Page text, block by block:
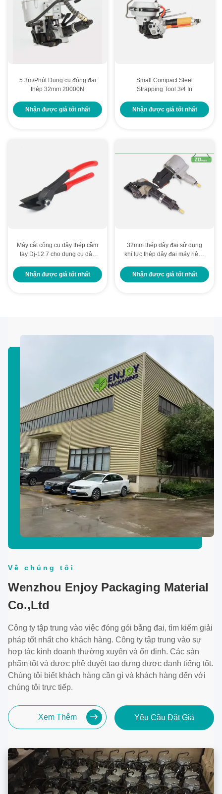
5.3m/Phút Dụng cụ đóng đai
thép 32mm 20000N
Nhận được giá tốt nhất
Small Compact Steel
Strapping Tool 3/4 In
Nhận được giá tốt nhất
Máy cắt công cụ dây thép cầm
tay Dj-12.7 cho dụng cụ dây
Nhận được giá tốt nhất
32mm thép dây đai sử dụng
khí lực thép dây đai máy riêng
Nhận được giá tốt nhất
Về chúng tôi
Wenzhou Enjoy Packaging Material
Co.,Ltd
Công ty tập trung vào việc đóng gói bằng đai, tìm kiếm giải
pháp tốt nhất cho khách hàng. Công ty tập trung vào sự
hợp tác kinh doanh thường xuyên và ổn định. Các sản
phẩm tốt và được phê duyệt tạo dựng được danh tiếng tốt.
Chúng tôi biết khách hàng cần gì và khách hàng đến với
chúng tôi trực tiếp.
Xem Thêm Yêu Cầu Đặt Giá